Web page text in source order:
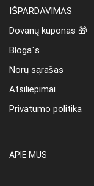
IŠPARDAVIMAS
Dovanų kuponas 🎁
Bloga`s
Norų sąrašas
Atsiliepimai
Privatumo politika
APIE MUS